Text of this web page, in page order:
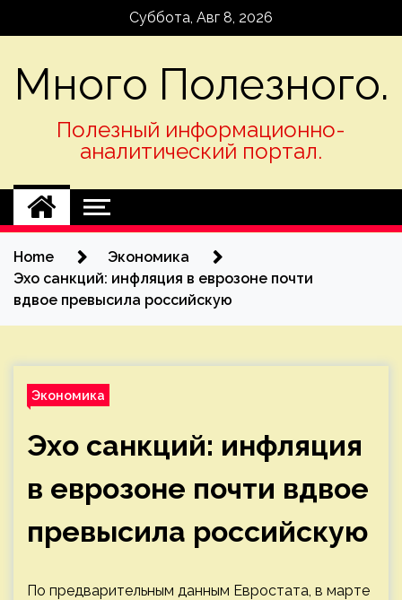
Суббота, Авг 8, 2026
Много Полезного.
Полезный информационно-
аналитический портал.
Home
Экономика
Эхо санкций: инфляция в еврозоне почти
вдвое превысила российскую
Экономика
Эхо санкций: инфляция
в еврозоне почти вдвое
превысила российскую
По предварительным данным Евростата, в марте